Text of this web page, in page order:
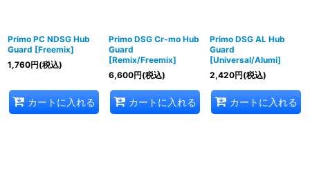
Primo PC NDSG Hub
Guard [Freemix]
1,760円(税込)
カートに入れる
Primo DSG Cr-mo Hub
Guard
[Remix/Freemix]
6,600円(税込)
カートに入れる
Primo DSG AL Hub
Guard
[Universal/Alumi]
2,420円(税込)
カートに入れる